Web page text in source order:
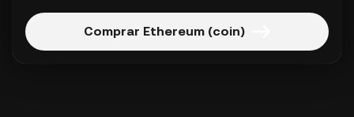
Comprar Ethereum (coin)